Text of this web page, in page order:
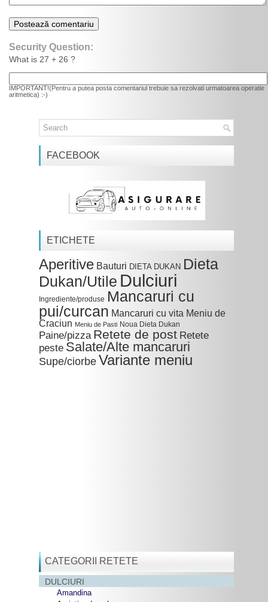
Security Question:
What is 27 + 26 ?
IMPORTANT!(Pentru a putea posta comentariul trebuie sa rezolvati urmatoarea operatie
aritmetica) :-)
FACEBOOK
ETICHETE
Aperitive Bauturi DIETA DUKAN Dieta
Dukan/Utile Dulciuri
Ingrediente/produse Mancaruri cu
pui/curcan Mancaruri cu vita Meniu de
Craciun Meniu de Pasti Noua Dieta Dukan
Paine/pizza Retete de post Retete
peste Salate/Alte mancaruri
Supe/ciorbeVariante meniu
CATEGORII RETETE
DULCIURI
Amandina